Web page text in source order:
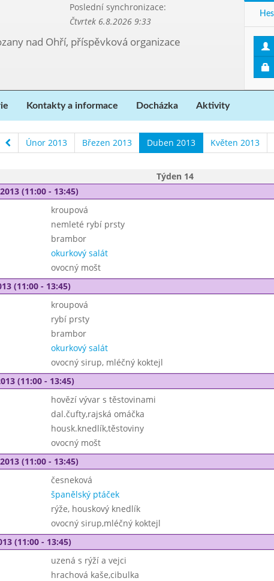
Poslední synchronizace:
Čtvrtek 6.8.2026 9:33
nad Ohří, příspěvková organizace
Kontakty a informace Docházka Aktivity
Únor 2013 Březen 2013 Duben 2013 Květen 2013
Týden 14
(11:00 - 13:45)
kroupová
nemleté rybí prsty
brambor
okurkový salát
ovocný mošt
(11:00 - 13:45)
kroupová
rybí prsty
brambor
okurkový salát
ovocný sirup, mléčný koktejl
(11:00 - 13:45)
hovězí vývar s těstovinami
dal.čufty,rajská omáčka
housk.knedlík,těstoviny
ovocný mošt
(11:00 - 13:45)
česneková
španělský ptáček
rýže, houskový knedlík
ovocný sirup,mléčný koktejl
(11:00 - 13:45)
uzená s rýží a vejci
hrachová kaše,cibulka